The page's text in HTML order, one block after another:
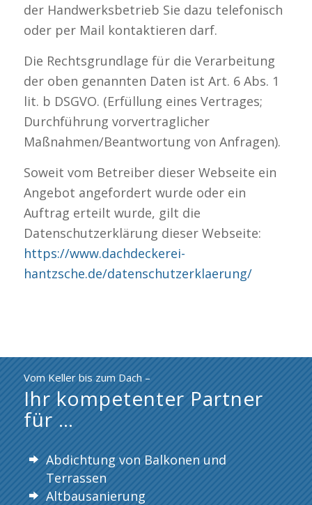
der Handwerksbetrieb Sie dazu telefonisch
oder per Mail kontaktieren darf.
Die Rechtsgrundlage für die Verarbeitung
der oben genannten Daten ist Art. 6 Abs. 1
lit. b DSGVO. (Erfüllung eines Vertrages;
Durchführung vorvertraglicher
Maßnahmen/Beantwortung von Anfragen).
Soweit vom Betreiber dieser Webseite ein
Angebot angefordert wurde oder ein
Auftrag erteilt wurde, gilt die
Datenschutzerklärung dieser Webseite:
https://www.dachdeckerei-
hantzsche.de/datenschutzerklaerung/
Vom Keller bis zum Dach –
Ihr kompetenter Partner
für …
Abdichtung von Balkonen und
Terrassen
Altbausanierung